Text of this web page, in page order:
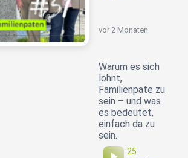
vor 2 Monaten
Warum es sich
lohnt,
Familienpate zu
sein – und was
es bedeutet,
einfach da zu
sein.
25